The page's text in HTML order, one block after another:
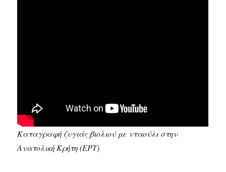
Καταγραφή ζυγιάς βιολιού με νταούλι στην
Ανατολική Κρήτη (ΕΡΤ)